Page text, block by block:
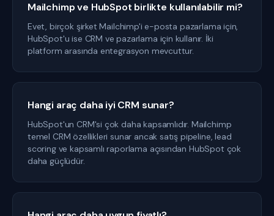
Mailchimp ve HubSpot birlikte kullanılabilir mi?
Evet, birçok şirket Mailchimp'i e-posta pazarlama için,
HubSpot'u ise CRM ve pazarlama için kullanır. İki
platform arasında entegrasyon mevcuttur.
Hangi araç daha iyi CRM sunar?
HubSpot'un CRM'si çok daha kapsamlıdır. Mailchimp
temel CRM özellikleri sunar ancak satış pipeline, lead
scoring ve kapsamlı raporlama açısından HubSpot çok
daha güçlüdür.